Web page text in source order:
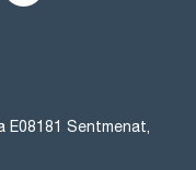
E08181 Sentmenat,